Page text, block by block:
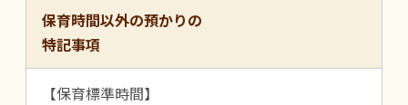
保育時間以外の預かりの
特記事項
【保育標準時間】